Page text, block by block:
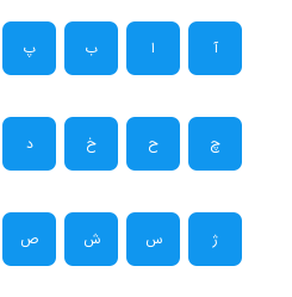
آ ا ب پ
چ ح خ د
ژ س ش ص